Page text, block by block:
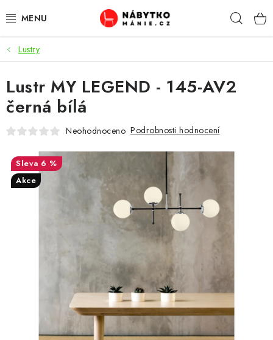
na
OBÝVACÍ POKOJ
KUCHYŇ A JÍDELNA
LOŽNICE
KANCELÁŘ / PRACOVNA
CHOVATELSKÉ POTŘEBY
DOPLŇKY A DEKORACE
ZAHRADA
Lustry
Lustr MY LEGEND - 145-AV2
černá bílá
Neohodnoceno Podrobnosti hodnocení
6 %
Akce